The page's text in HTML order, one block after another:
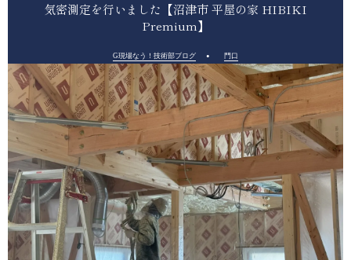
気密測定を行いました【沼津市 平屋の家 HIBIKI
Premium】
G現場なう！技術部ブログ 門口